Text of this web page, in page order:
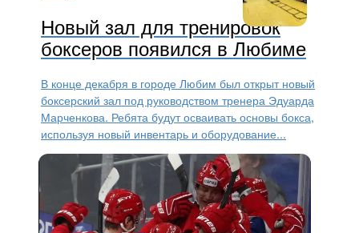
Новый зал для тренировок
боксеров появился в Любиме
В конце декабря в городе Любим был открыт новый
боксерский зал под руководством тренера Эдуарда
Марченкова. Ребята будут осваивать основы бокса,
используя новый инвентарь и оборудование...